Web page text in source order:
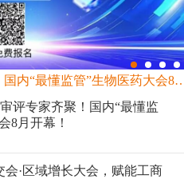
20+监管与首席审评专家齐聚！国内“最
评专家齐聚！国内“最懂监
8月开幕！
会·区域增长大会，赋能工商